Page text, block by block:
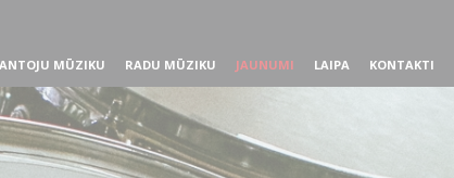
MŪZIKU RADU MŪZIKU JAUNUMI LAIPA KONTAKTI